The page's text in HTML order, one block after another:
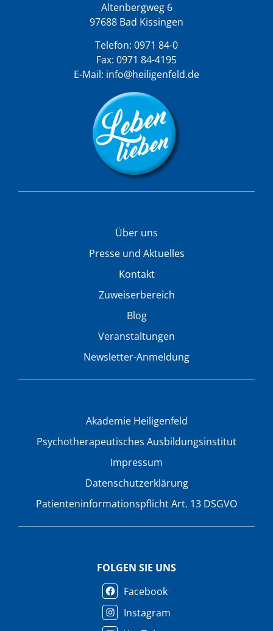
Altenbergweg 6
97688 Bad Kissingen
Telefon: 0971 84-0
Fax: 0971 84-4195
E-Mail: info@heiligenfeld.de
Über uns
Presse und Aktuelles
Kontakt
Zuweiserbereich
Blog
Veranstaltungen
Newsletter-Anmeldung
Akademie Heiligenfeld
Psychotherapeutisches Ausbildungsinstitut
Impressum
Datenschutzerklärung
Patienteninformationspflicht Art. 13 DSGVO
FOLGEN SIE UNS
Facebook
Instagram